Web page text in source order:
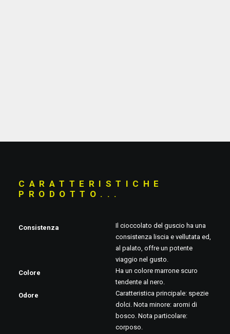
C A R A T T E R I S T I C H E
P R O D O T T O . . .
Consistenza
Il cioccolato del guscio ha una
consistenza liscia e vellutata ed,
al palato, offre un potente
viaggio nel gusto.
Colore
Ha un colore marrone scuro
tendente al nero.
Odore
Caratteristica principale: spezie
dolci. Nota minore: aromi di
bosco. Nota particolare:
corposo.